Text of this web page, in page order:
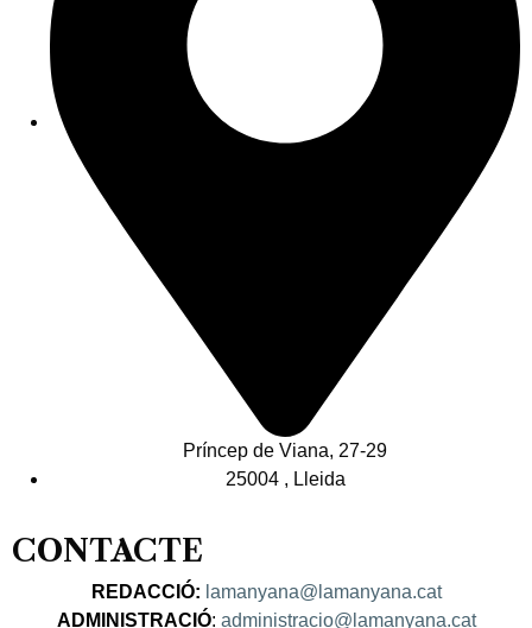
Príncep de Viana, 27-29
25004 , Lleida
CONTACTE
REDACCIÓ: lamanyana@lamanyana.cat
ADMINISTRACIÓ: administracio@lamanyana.cat